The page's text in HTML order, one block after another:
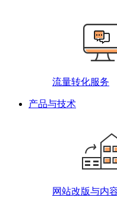
流量转化服务
产品与技术
网站改版与内